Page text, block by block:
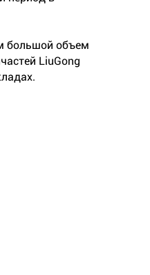
большой объем
LiuGong